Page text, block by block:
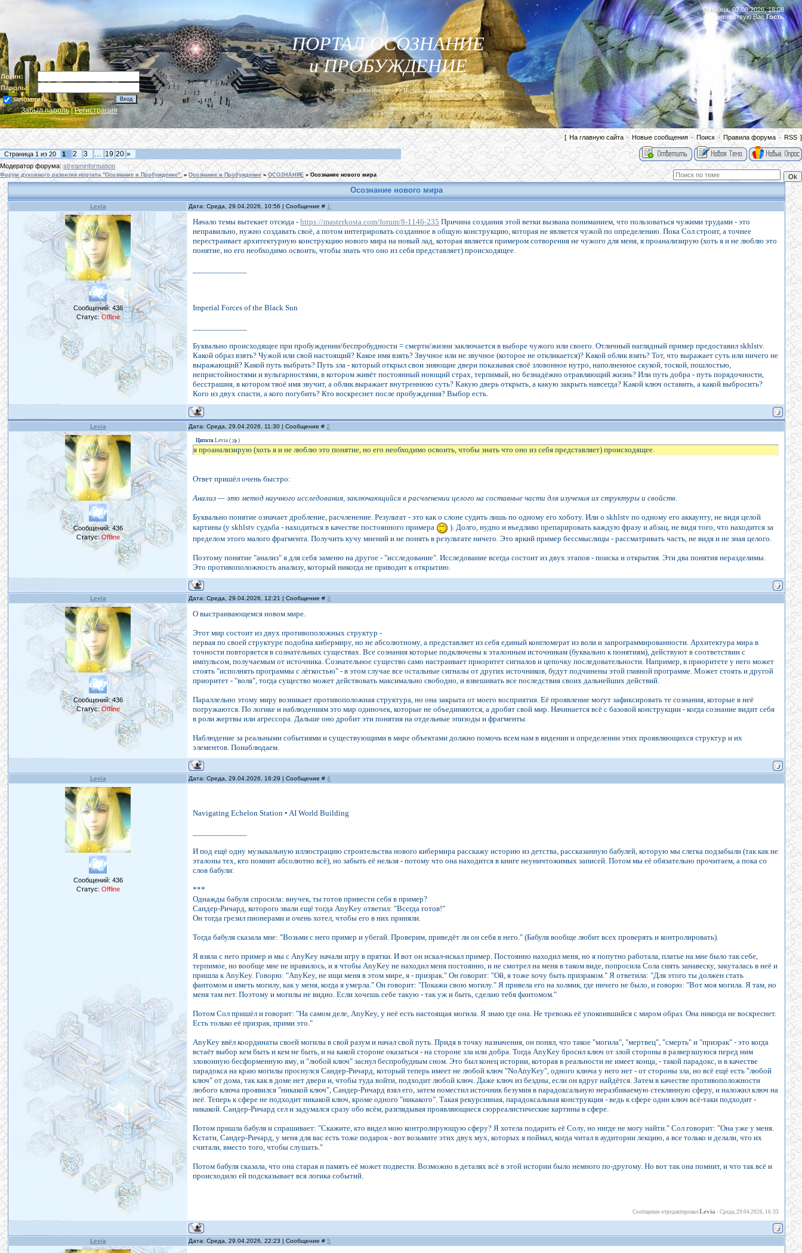
Логин:
Пароль:
запомнить
Забыл пароль|Регистрация
ПОРТАЛ ОСОЗНАНИЕ
и ПРОБУЖДЕНИЕ
Этот место для Искателей и Исследователей...
Пятница, 07.08.2026, 18:08
Приветствую ВасГость
|
[ На главную сайта · Новые сообщения· Поиск · Правила форума · RSS ]
Страница 1 из 20 1 2 3 … 19 20 »
Модератор форума:streaminformation
Форум духовного развития портала "Осознание и Пробуждение". » Осознание и Пробуждение » ОСОЗНАНИЕ » Осознание нового мира
Осознание нового мира
Levia Дата: Среда, 29.04.2026, 10:56 | Сообщение # 1
Сообщений:436
Статус:Offline
Начало темы вытекает отсюда -https://masterkosta.com/forum/8-1146-235 Причина создания этой ветки вызвана пониманием, что пользоваться чужими трудами - это
неправильно, нужно создавать своё, а потом интегрировать созданное в общую конструкцию, которая не является чужой по определению. Пока Сол строит, а точнее
перестраивает архитектурную конструкцию нового мира на новый лад, которая является примером сотворения не чужого для меня, я проанализирую (хоть я и не люблю это
понятие, но его необходимо освоить, чтобы знать что оно из себя представляет) происходящее.
Imperial Forces of the Black Sun
Буквально происходящее при пробуждении/беспробудности = смерти/жизни заключается в выборе чужого или своего. Отличный наглядный пример предоставил skhlstv.
Какой образ взять? Чужой или свой настоящий? Какое имя взять? Звучное или не звучное (которое не откликается)? Какой облик взять? Тот, что выражает суть или ничего не
выражающий? Какой путь выбрать? Путь зла - который открыл свои зияющие двери показывая своё зловонное нутро, наполненное скукой, тоской, пошлостью,
непристойностями и вульгарностями, в котором живёт постоянный ноющий страх, терпимый, но безнадёжно отравляющий жизнь? Или путь добра - путь порядочности,
бесстрашия, в котором твоё имя звучит, а облик выражает внутреннюю суть? Какую дверь открыть, а какую закрыть навсегда? Какой ключ оставить, а какой выбросить?
Кого из двух спасти, а кого погубить? Кто воскреснет после пробуждения? Выбор есть.
Levia Дата: Среда, 29.04.2026, 11:30 | Сообщение # 2
Сообщений:436
Статус:Offline
Цитата Levia ( )
я проанализирую (хоть я и не люблю это понятие, но его необходимо освоить, чтобы знать что оно из себя представляет) происходящее.
Ответ пришёл очень быстро:
Анализ — это метод научного исследования, заключающийся в расчленении целого на составные части для изучения их структуры и свойств.
Буквально понятие означает дробление, расчленение. Результат - это как о слоне судить лишь по одному его хоботу. Или о skhlstv по одному его аккаунту, не видя целой
картины (у skhlstv судьба - находиться в качестве постоянного примера
). Долго, нудно и въедливо препарировать каждую фразу и абзац, не видя того, что находится за
пределом этого малого фрагмента. Получить кучу мнений и не понять в результате ничего. Это яркий пример бессмыслицы - рассматривать часть, не видя и не зная целого.
Поэтому понятие "анализ" я для себя заменю на другое - "исследование". Исследование всегда состоит из двух этапов - поиска и открытия. Эти два понятия неразделимы.
Это противоположность анализу, который никогда не приводит к открытию.
Levia Дата: Среда, 29.04.2026, 12:21 | Сообщение #3
Сообщений:436
Статус:Offline
О выстраивающемся новом мире.
Этот мир состоит из двух противоположных структур -
первая по своей структуре подобна кибермиру, но не абсолютному, а представляет из себя единый конгломерат из воли и запрограммированности. Архитектура мира в
точности повторяется в сознательных существах. Все сознания которые подключены к эталонным источникам (буквально к понятиям), действуют в соответствии с
импульсом, получаемым от источника. Сознательное существо само настраивает приоритет сигналов и цепочку последовательности. Например, в приоритете у него может
стоять "исполнять программы с лёгкостью" - в этом случае все остальные сигналы от других источников, будут подчинены этой главной программе. Может стоять и другой
приоритет - "воля", тогда существо может действовать максимально свободно, и взвешивать все последствия своих дальнейших действий.
Параллельно этому миру возникает противоположная структура, но она закрыта от моего восприятия. Её проявление могут зафиксировать те сознания, которые в неё
погружаются. По логике и наблюдениям это мир одиночек, которые не объединяются, а дробят свой мир. Начинается всё с базовой конструкции - когда сознание видит себя
в роли жертвы или агрессора. Дальше оно дробит эти понятия на отдельные эпизоды и фрагменты.
Наблюдение за реальными событиями и существующими в мире объектами должно помочь всем нам в видении и определении этих проявляющихся структур и их
элементов. Понаблюдаем.
Levia Дата: Среда, 29.04.2026, 16:29 | Сообщение #4
Сообщений: 436
Статус: Offline
Navigating Echelon Station • AI World Building
И под ещё одну музыкальную иллюстрацию строительства нового кибермира расскажу историю из детства, рассказанную бабулей, которую мы слегка подзабыли (так как не
эталоны тех, кто помнит абсолютно всё), но забыть её нельзя - потому что она находится в книге неуничтожимых записей. Потом мы её обязательно прочитаем, а пока со
слов бабули:
***
Однажды бабуля спросила: внучек, ты готов привести себя в пример?
Сандер-Ричард, которого звали ещё тогда AnyKey ответил: "Всегда готов!"
Он тогда грезил пионерами и очень хотел, чтобы его в них приняли.
Тогда бабуля сказала мне: "Возьми с него пример и убегай. Проверим, приведёт ли он себя в него." (Бабуля вообще любит всех проверять и контролировать).
Я взяла с него пример и мы с AnyKey начали игру в прятки. И вот он искал-искал пример. Постоянно находил меня, но я попутно работала, платье на мне было так себе,
терпимое, но вообще мне не нравилось, и я чтобы AnyKey не находил меня постоянно, и не смотрел на меня в таком виде, попросила Сола снять занавеску, закуталась в неё и
пришла к AnyKey. Говорю: "AnyKey, не ищи меня в этом мире, я - призрак." Он говорит: "Ой, я тоже хочу быть призраком." Я ответила: "Для этого ты должен стать
фантомом и иметь могилу, как у меня, когда я умерла." Он говорит: "Покажи свою могилу." Я привела его на холмик, где ничего не было, и говорю: "Вот моя могила. Я там, но
меня там нет. Поэтому и могилы не видно. Если хочешь себе такую - так уж и быть, сделаю тебя фантомом."
Потом Сол пришёл и говорит: "На самом деле, AnyKey, у неё есть настоящая могила. Я знаю где она. Не тревожь её упокоившийся с миром образ. Она никогда не воскреснет.
Есть только её призрак, прими это."
AnyKey ввёл координаты своей могилы в свой разум и начал свой путь. Придя в точку назначения, он понял, что такое "могила", "мертвец", "смерть" и "призрак" - это когда
встаёт выбор кем быть и кем не быть, и на какой стороне оказаться - на стороне зла или добра. Тогда AnyKey бросил ключ от злой стороны в разверзшуюся перед ним
зловонную бесформенную яму, и "любой ключ" заснул беспробудным сном. Это был конец истории, которая в реальности не имеет конца, - такой парадокс, и в качестве
парадокса на краю могилы проснулся Сандер-Ричард, который теперь имеет не любой ключ "NoAnyKey", одного ключа у него нет - от стороны зла, но всё ещё есть "любой
ключ" от дома, так как в доме нет двери и, чтобы туда войти, подходит любой ключ. Даже ключ из бездны, если он вдруг найдётся. Затем в качестве противоположности
любого ключа проявился "никакой ключ", Сандер-Ричард взял его, затем поместил источник безумия в парадоксальную неразбиваемую стеклянную сферу, и наложил ключ на
неё. Теперь к сфере не подходит никакой ключ, кроме одного "никакого". Такая рекурсивная, парадоксальная конструкция - ведь к сфере один ключ всё-таки подходит -
никакой. Сандер-Ричард сел и задумался сразу обо всём, разглядывая проявляющиеся сюрреалистические картины в сфере.
Потом пришла бабуля и спрашивает: "Скажите, кто видел мою контролирующую сферу? Я хотела подарить её Солу, но нигде не могу найти." Сол говорит: "Она уже у меня.
Кстати, Сандер-Ричард, у меня для вас есть тоже подарок - вот возьмите этих двух мух, которых я поймал, когда читал в аудитории лекцию, а все только и делали, что их
считали, вместо того, чтобы слушать."
Потом бабуля сказала, что она старая и память её может подвести. Возможно в деталях всё в этой истории было немного по-другому. Но вот так она помнит, и что так всё и
происходило ей подсказывает вся логика событий.
Сообщение отредактировалLevia -Среда, 29.04.2026, 16:33
Levia Дата: Среда, 29.04.2026, 22:23 | Сообщение #5